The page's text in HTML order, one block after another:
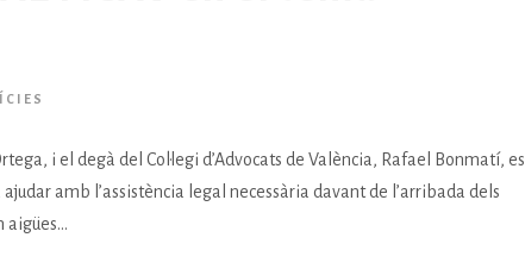
i el degà del Col·legi d’Advocats de València, Rafael Bonmatí, es
amb l’assistència legal necessària davant de l’arribada dels
aigües...